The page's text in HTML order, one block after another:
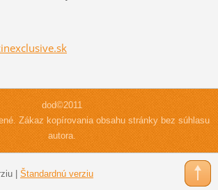
nexclusive.sk
dod©2011
Zákaz kopírovania obsahu stránky bez súhlasu
autora.
| Štandardnú verziu